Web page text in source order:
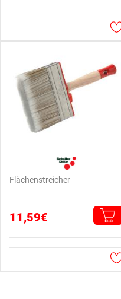
Flächenstreicher
11,59€